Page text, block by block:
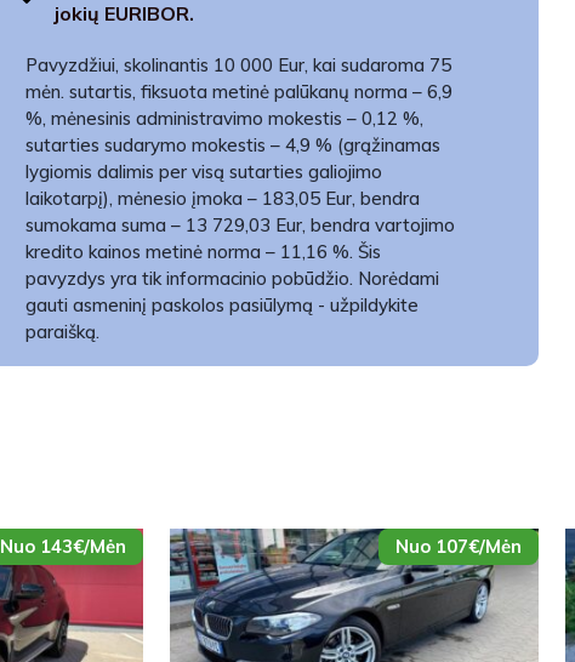
jokių EURIBOR.
Pavyzdžiui, skolinantis 10 000 Eur, kai sudaroma 75
mėn. sutartis, fiksuota metinė palūkanų norma – 6,9
%, mėnesinis administravimo mokestis – 0,12 %,
sutarties sudarymo mokestis – 4,9 % (grąžinamas
lygiomis dalimis per visą sutarties galiojimo
laikotarpį), mėnesio įmoka – 183,05 Eur, bendra
sumokama suma – 13 729,03 Eur, bendra vartojimo
kredito kainos metinė norma – 11,16 %. Šis
pavyzdys yra tik informacinio pobūdžio. Norėdami
gauti asmeninį paskolos pasiūlymą - užpildykite
paraišką.
Nuo 143€/Mėn Nuo 107€/Mėn